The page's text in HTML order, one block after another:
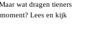
wat dragen tieners
Lees en kijk